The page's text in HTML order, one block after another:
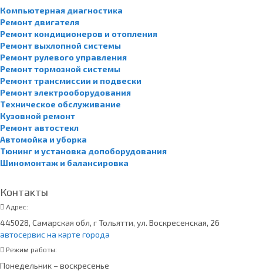
Компьютерная диагностика
Ремонт двигателя
Ремонт кондиционеров и отопления
Ремонт выхлопной системы
Ремонт рулевого управления
Ремонт тормозной системы
Ремонт трансмиссии и подвески
Ремонт электрооборудования
Техническое обслуживание
Кузовной ремонт
Ремонт автостекл
Автомойка и уборка
Тюнинг и установка допоборудования
Шиномонтаж и балансировка
Контакты
Адрес:
445028, Самарская обл, г Тольятти, ул. Воскресенская, 26
автосервис на карте города
Режим работы:
Понедельник – воскресенье